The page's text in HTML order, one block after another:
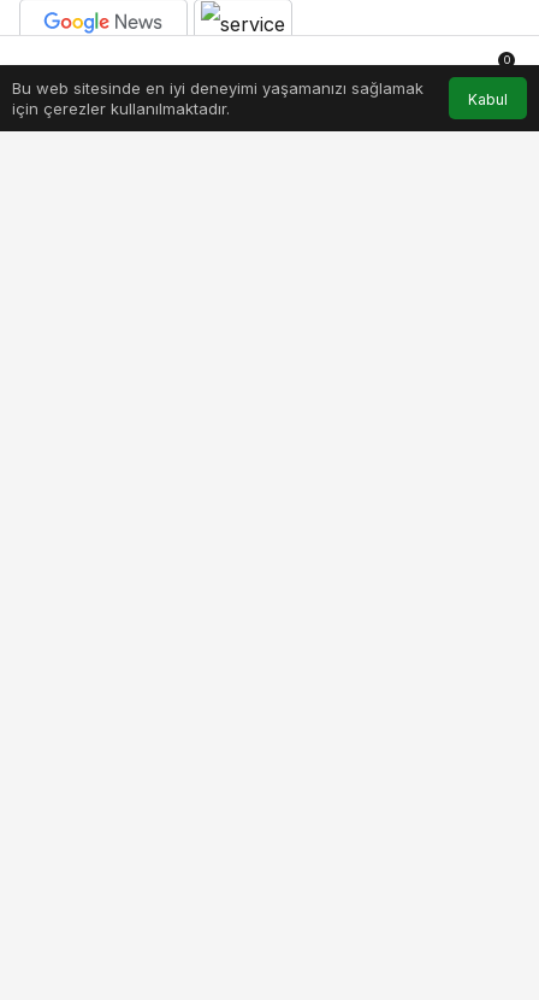
BEĞEN PAYLAŞ
Ödeme teknolojileri alanında dünyanın önde gelen
Bu web sitesinde en iyi deneyimi yaşamanızı sağlamak
için çerezler kullanılmaktadır.
Kabul
Anasayfa Akış Hesabım Bildirimler
0